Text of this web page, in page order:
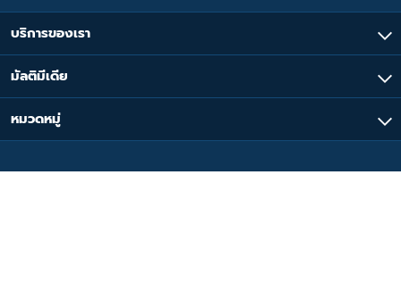
บริการของเรา
มัลติมีเดีย
หมวดหมู่